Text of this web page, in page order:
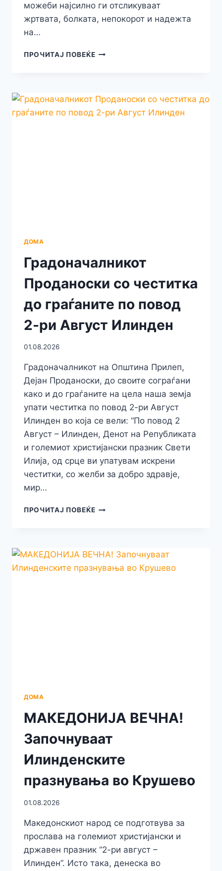
можеби најсилно ги отсликуваат
жртвата, болката, непокорот и надежта
на…
ПРОЧИТАЈ ПОВЕЌЕКРУШЕВСКИОТ
СО
МОЌНА
ПОРАКА
ДОМА
Градоначалникот
Проданоски со честитка
до граѓаните по повод
2-ри Август Илинден
01.08.2026
Градоначалникот на Општина Прилеп,
Дејан Проданоски, до своите сограѓани
како и до граѓаните на цела наша земја
упати честитка по повод 2-ри Август
Илинден во која се вели: “По повод 2
Август – Илинден, Денот на Републиката
и големиот христијански празник Свети
Илија, од срце ви упатувам искрени
честитки, со желби за добро здравје,
мир…
ПРОЧИТАЈ ПОВЕЌЕГРАДОНАЧАЛНИКОТ
ДО
ГРАЃАНИТЕ
ПО
ДОМА
МАКЕДОНИЈА ВЕЧНА!
Започнуваат
Илинденските
празнувања во Крушево
01.08.2026
Македонскиот народ се подготвува за
прослава на големиот христијански и
државен празник “2-ри август –
Илинден”. Исто така, денеска во